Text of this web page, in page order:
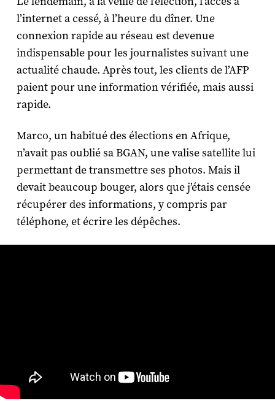
l’internet a cessé, à l’heure du dîner. Une
connexion rapide au réseau est devenue
indispensable pour les journalistes suivant une
actualité chaude. Après tout, les clients de l’AFP
paient pour une information vérifiée, mais aussi
rapide.
Marco, un habitué des élections en Afrique,
n’avait pas oublié sa BGAN, une valise satellite lui
permettant de transmettre ses photos. Mais il
devait beaucoup bouger, alors que j’étais censée
récupérer des informations, y compris par
téléphone, et écrire les dépêches.